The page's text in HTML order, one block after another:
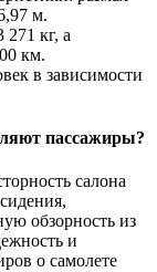
м.
271 кг, а
км.
в зависимости
пассажиры?
салона
обзорность из
и
о самолете